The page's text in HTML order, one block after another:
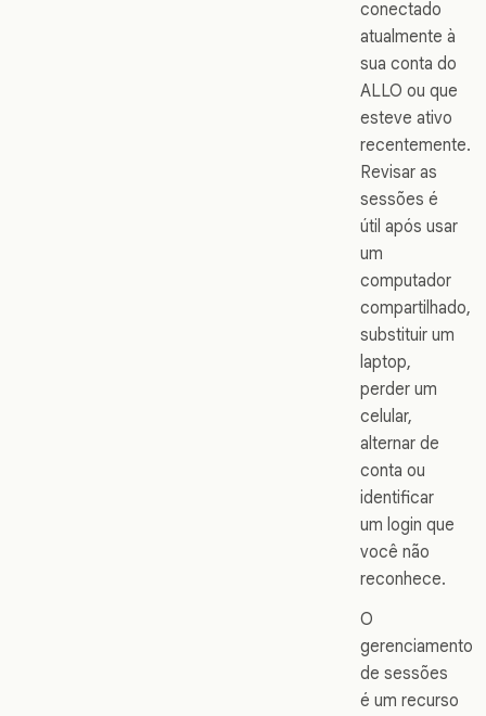
conectado
atualmente à
sua conta do
ALLO ou que
esteve ativo
recentemente.
Revisar as
sessões é
útil após usar
um
computador
compartilhado,
substituir um
laptop,
perder um
celular,
alternar de
conta ou
identificar
um login que
você não
reconhece.
O
gerenciamento
de sessões
é um recurso